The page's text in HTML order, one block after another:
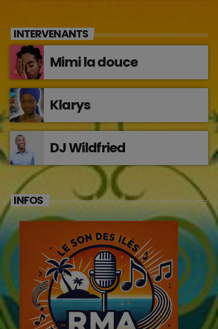
INTERVENANTS
Mimi la douce
Klarys
DJ Wildfried
INFOS